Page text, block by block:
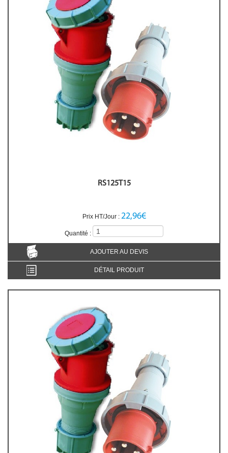
RS125T15
Prix HT/Jour : 22,96€
Quantité :
AJOUTER AU DEVIS
DÉTAIL PRODUIT